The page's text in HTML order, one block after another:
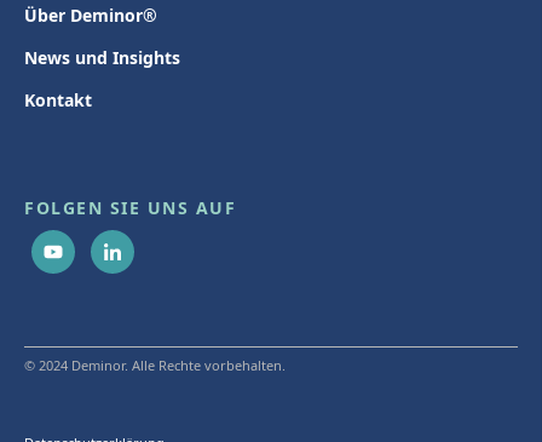
Über Deminor®
News und Insights
Kontakt
FOLGEN SIE UNS AUF
© 2024 Deminor. Alle Rechte vorbehalten.